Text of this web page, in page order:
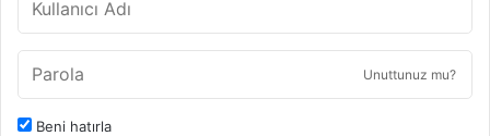
Unuttunuz mu?
Beni hatırla